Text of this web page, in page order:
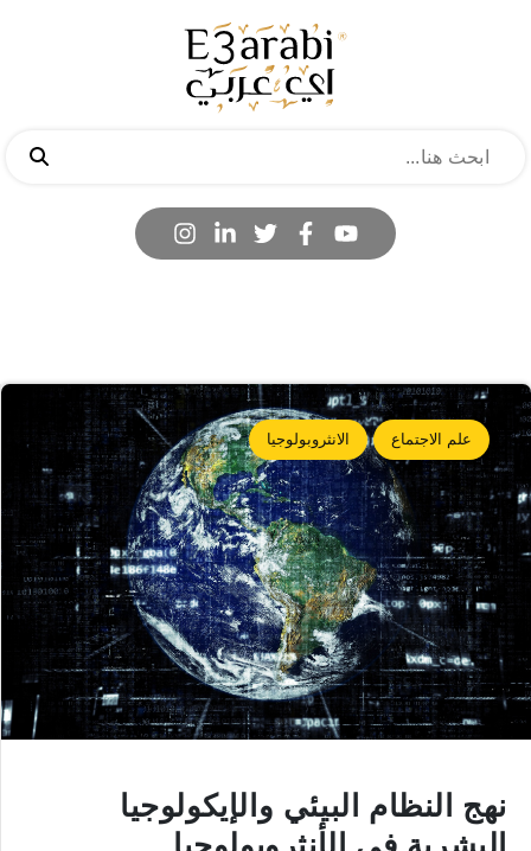
علم الاجتماع الانثروبولوجيا
نهج النظام البيئي والإيكولوجيا